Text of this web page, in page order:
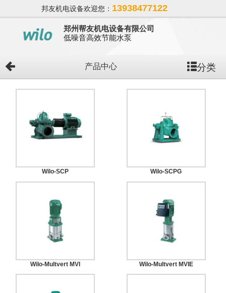
邦友机电设备欢迎您： 13938477122
郑州帮友机电设备有限公司
低噪音高效节能水泵
产品中心 分类
Wilo-SCP Wilo-SCPG
Wilo-Multvert MVI Wilo-Multvert MVIE